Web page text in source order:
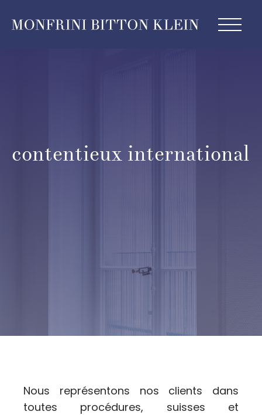
contentieux international
Nous représentons nos clients dans
toutes procédures, suisses et